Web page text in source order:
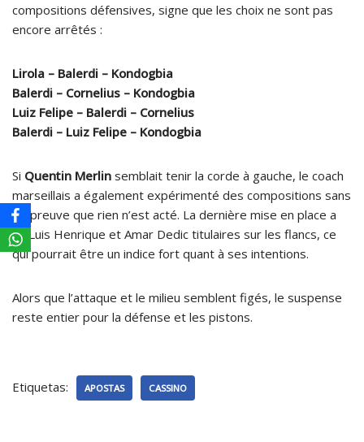
compositions défensives, signe que les choix ne sont pas
encore arrêtés :
Lirola – Balerdi – Kondogbia
Balerdi – Cornelius – Kondogbia
Luiz Felipe – Balerdi – Cornelius
Balerdi – Luiz Felipe – Kondogbia
Si Quentin Merlin semblait tenir la corde à gauche, le coach
marseillais a également expérimenté des compositions sans
lui, preuve que rien n’est acté. La dernière mise en place a
vu Luis Henrique et Amar Dedic titulaires sur les flancs, ce
qui pourrait être un indice fort quant à ses intentions.
Alors que l’attaque et le milieu semblent figés, le suspense
reste entier pour la défense et les pistons.
Etiquetas: APOSTAS CASSINO